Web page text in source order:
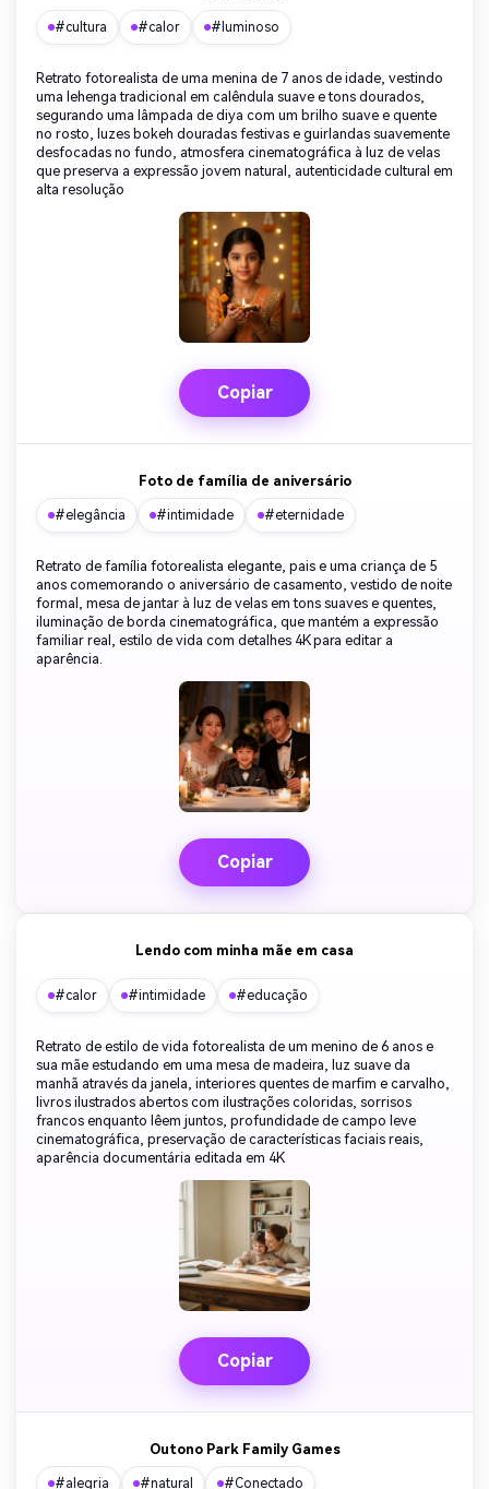
#cultura #calor #luminoso
Retrato fotorealista de uma menina de 7 anos de idade, vestindo
uma lehenga tradicional em calêndula suave e tons dourados,
segurando uma lâmpada de diya com um brilho suave e quente
no rosto, luzes bokeh douradas festivas e guirlandas suavemente
desfocadas no fundo, atmosfera cinematográfica à luz de velas
que preserva a expressão jovem natural, autenticidade cultural em
alta resolução
Copiar
Foto de família de aniversário
#elegância #intimidade #eternidade
Retrato de família fotorealista elegante, pais e uma criança de 5
anos comemorando o aniversário de casamento, vestido de noite
formal, mesa de jantar à luz de velas em tons suaves e quentes,
iluminação de borda cinematográfica, que mantém a expressão
familiar real, estilo de vida com detalhes 4K para editar a
aparência.
Copiar
Lendo com minha mãe em casa
#calor #intimidade #educação
Retrato de estilo de vida fotorealista de um menino de 6 anos e
sua mãe estudando em uma mesa de madeira, luz suave da
manhã através da janela, interiores quentes de marfim e carvalho,
livros ilustrados abertos com ilustrações coloridas, sorrisos
francos enquanto lêem juntos, profundidade de campo leve
cinematográfica, preservação de características faciais reais,
aparência documentária editada em 4K
Copiar
Outono Park Family Games
#alegria #natural #Conectado